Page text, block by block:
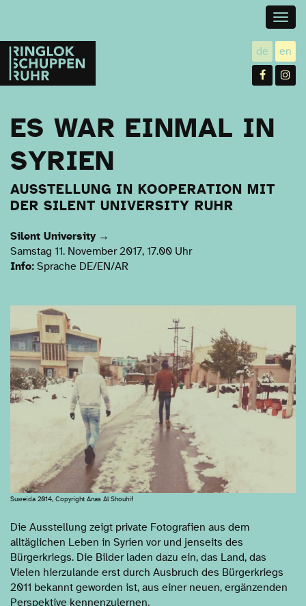
Ringlokschuppen
Ruhr
de utsch
en
ES WAR EINMAL IN
SYRIEN
AUSSTELLUNG IN KOOPERATION MIT
DER SILENT UNIVERSITY RUHR
Silent University →
Samstag 11. November 2017, 17.00 Uhr
Info: Sprache DE/EN/AR
Suweida 2014, Copyright Anas Al Shouhif
Die Ausstellung zeigt private Fotografien aus dem
alltäglichen Leben in Syrien vor und jenseits des
Bürgerkriegs. Die Bilder laden dazu ein, das Land, das
Vielen hierzulande erst durch Ausbruch des Bürgerkriegs
2011 bekannt geworden ist, aus einer neuen, ergänzenden
Perspektive kennenzulernen.